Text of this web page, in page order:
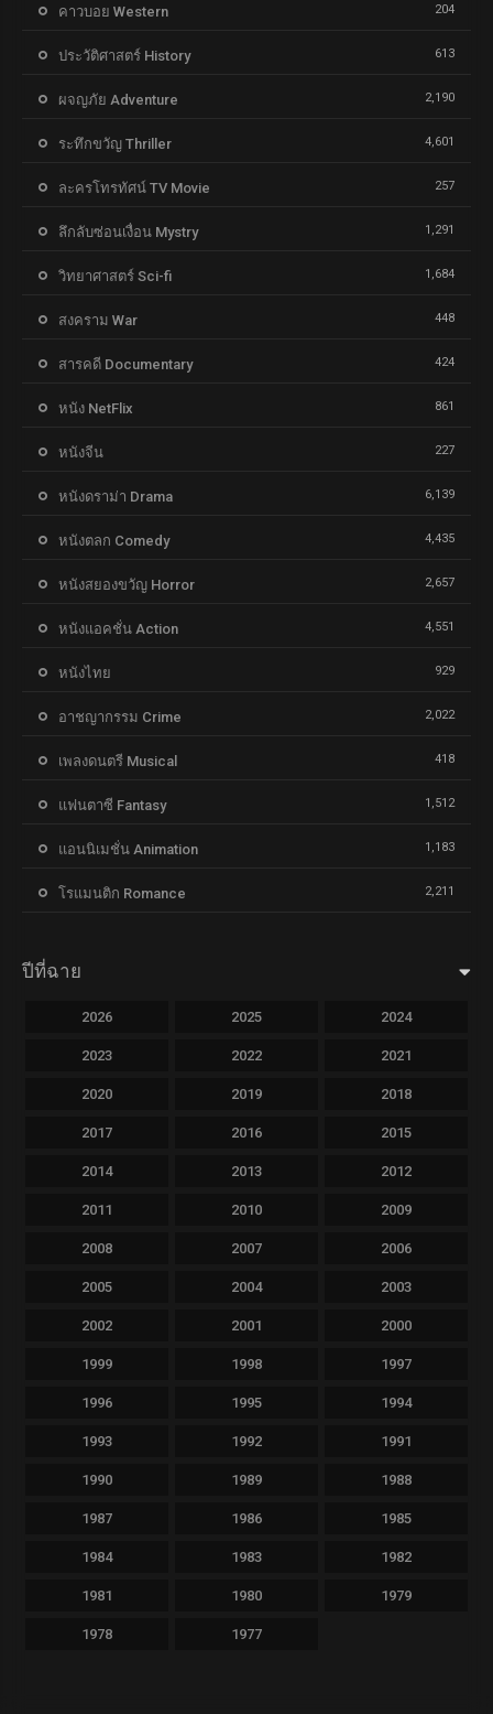
คาวบอย Western 204
ประวัติศาสตร์ History 613
ผจญภัย Adventure 2,190
ระทึกขวัญ Thriller 4,601
ละครโทรทัศน์ TV Movie 257
ลึกลับซ่อนเงื่อน Mystry 1,291
วิทยาศาสตร์ Sci-fi 1,684
สงคราม War 448
สารคดี Documentary 424
หนัง NetFlix 861
หนังจีน 227
หนังดราม่า Drama 6,139
หนังตลก Comedy 4,435
หนังสยองขวัญ Horror 2,657
หนังแอคชั่น Action 4,551
หนังไทย 929
อาชญากรรม Crime 2,022
เพลงดนตรี Musical 418
แฟนตาซี Fantasy 1,512
แอนนิเมชั่น Animation 1,183
โรแมนติก Romance 2,211
ปีที่ฉาย
2026 2025 2024
2023 2022 2021
2020 2019 2018
2017 2016 2015
2014 2013 2012
2011 2010 2009
2008 2007 2006
2005 2004 2003
2002 2001 2000
1999 1998 1997
1996 1995 1994
1993 1992 1991
1990 1989 1988
1987 1986 1985
1984 1983 1982
1981 1980 1979
1978 1977